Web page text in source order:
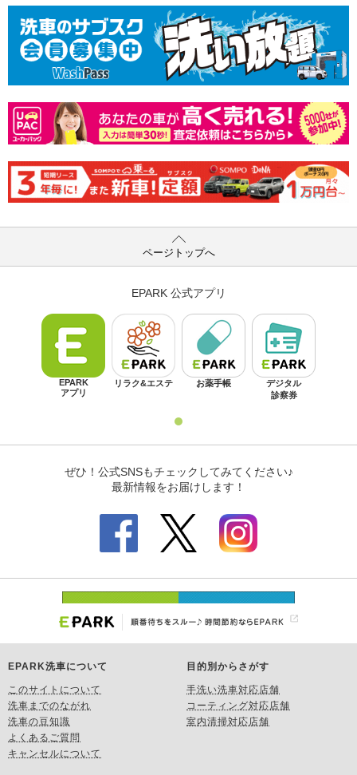
ページトップへ
EPARK洗車について
このサイトについて
洗車までのながれ
洗車の豆知識
よくあるご質問
キャンセルについて
目的別からさがす
手洗い洗車対応店舗
コーティング対応店舗
室内清掃対応店舗